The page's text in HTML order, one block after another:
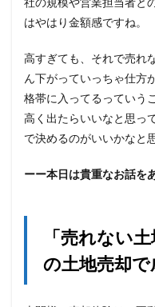
はやはり金額感ですね。
高すぎても、それで売れ
ん下がっていっちゃ仕方
格帯に入ってるっていう
高く出たらいいなと思っ
で決めるのがいいかなと
ーー本日は貴重なお話を
「売れない
の土地売却